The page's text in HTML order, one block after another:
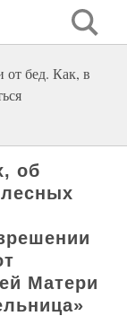
от бед. Как, в
об
Матери